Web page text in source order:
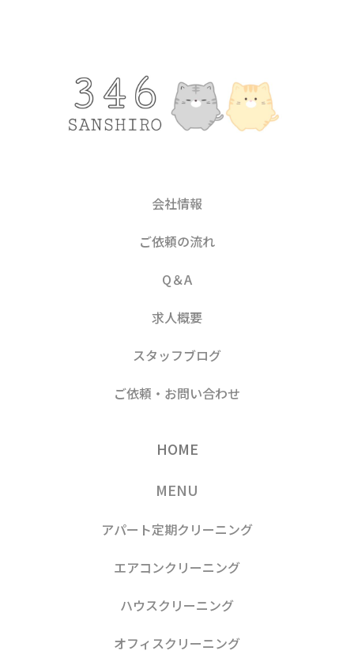
会社情報
ご依頼の流れ
Q＆A
求人概要
スタッフブログ
ご依頼・お問い合わせ
HOME
MENU
アパート定期クリーニング
エアコンクリーニング
ハウスクリーニング
オフィスクリーニング